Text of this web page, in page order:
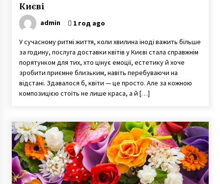
Києві
admin 1 год ago
У сучасному ритмі життя, коли хвилина іноді важить більше
за годину, послуга доставки квітів у Києві стала справжнім
порятунком для тих, хто цінує емоції, естетику й хоче
зробити приємне близьким, навіть перебуваючи на
відстані. Здавалося б, квіти — це просто. Але за кожною
композицією стоїть не лише краса, а й […]